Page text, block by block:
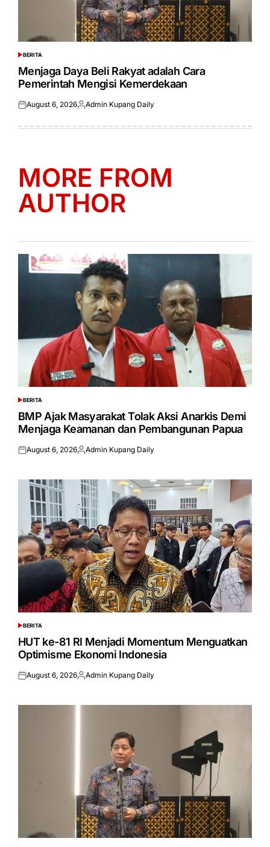
POSTED
IN
BERITA
Menjaga Daya Beli Rakyat adalah Cara
Pemerintah Mengisi Kemerdekaan
Posted
August 6, 2026Posted
Admin Kupang Daily
MORE FROM
AUTHOR
POSTED
IN
BERITA
BMP Ajak Masyarakat Tolak Aksi Anarkis Demi
Menjaga Keamanan dan Pembangunan Papua
Posted
August 6, 2026Posted
Admin Kupang Daily
POSTED
IN
BERITA
HUT ke-81 RI Menjadi Momentum Menguatkan
Optimisme Ekonomi Indonesia
Posted
August 6, 2026Posted
Admin Kupang Daily